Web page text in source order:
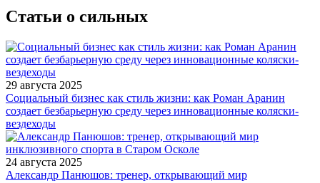
Статьи о сильных
29 августа 2025
Социальный бизнес как стиль жизни: как Роман Аранин
создает безбарьерную среду через инновационные коляски-
вездеходы
24 августа 2025
Александр Панюшов: тренер, открывающий мир